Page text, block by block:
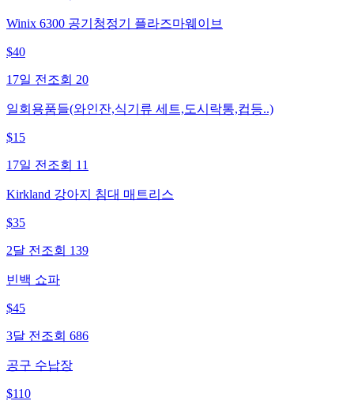
Winix 6300 공기청정기 플라즈마웨이브
$40
17일 전 조회 20
일회용품들(와인잔,식기류 세트,도시락통,컵등..)
$15
17일 전 조회 11
Kirkland 강아지 침대 매트리스
$35
2달 전 조회 139
빈백 쇼파
$45
3달 전 조회 686
공구 수납장
$110